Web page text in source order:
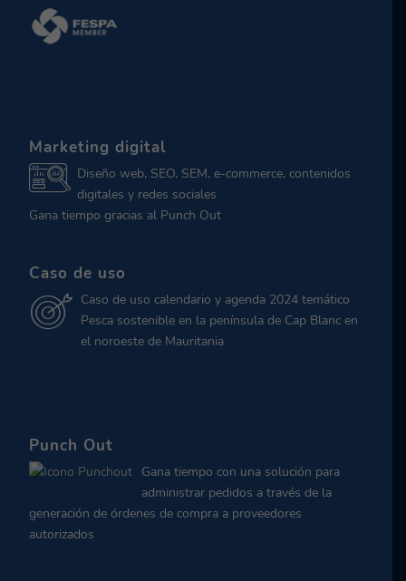
Marketing digital
Diseño web, SEO, SEM, e-commerce, contenidos
digitales y redes sociales
Gana tiempo gracias al Punch Out
Caso de uso
Caso de uso calendario y agenda 2024 temático
Pesca sostenible en la península de Cap Blanc en
el noroeste de Mauritania
Punch Out
Gana tiempo con una solución para
administrar pedidos a través de la
generación de órdenes de compra a proveedores
autorizados